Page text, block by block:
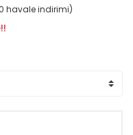
havale indirimi)